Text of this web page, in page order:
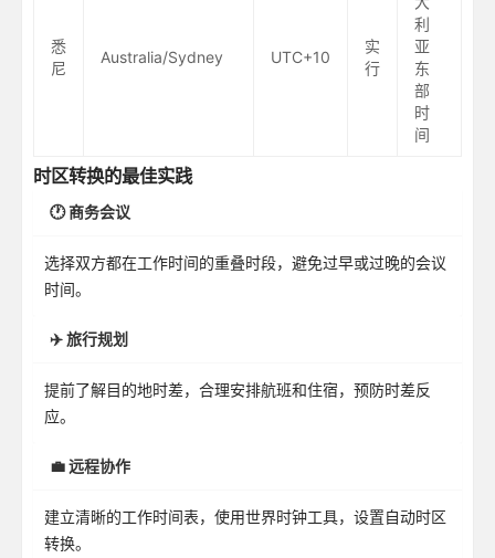
悉
尼
Australia/Sydney UTC+10
实
行
利
亚
东
部
时
间
时区转换的最佳实践
🕐 商务会议
选择双方都在工作时间的重叠时段，避免过早或过晚的会议
时间。
✈️ 旅行规划
提前了解目的地时差，合理安排航班和住宿，预防时差反
应。
💼 远程协作
建立清晰的工作时间表，使用世界时钟工具，设置自动时区
转换。